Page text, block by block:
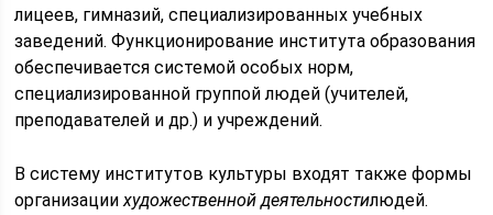
лицеев, гимназий, специализированных учебных
заведений. Функционирование института образования
обеспечивается системой особых норм,
специализированной группой людей (учителей,
преподавателей и др.) и учреждений.
В систему институтов культуры входят также формы
организациихудожественной деятельностилюдей.